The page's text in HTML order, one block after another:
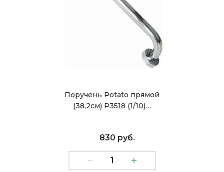
Поручень Potato прямой
(38,2см) P3518 (1/10)…
830 руб.